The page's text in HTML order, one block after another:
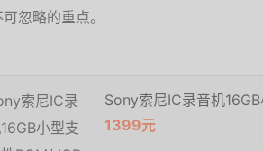
忽略的重点。
Sony索尼IC录音机
1399元